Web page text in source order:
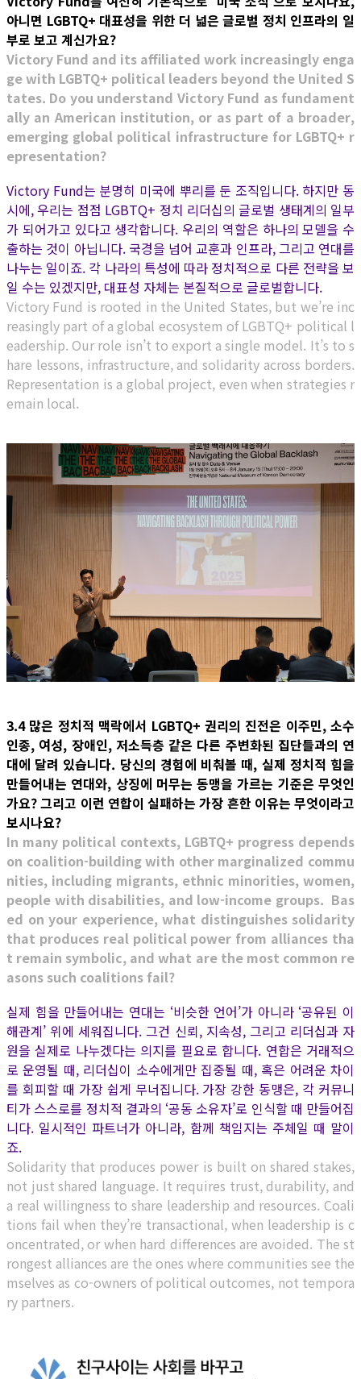
아니면 LGBTQ+ 대표성을 위한 더 넓은 글로벌 정치 인프라의 일
부로 보고 계신가요?
Victory Fund and its affiliated work increasingly enga
ge with LGBTQ+ political leaders beyond the United S
tates. Do you understand Victory Fund as fundament
ally an American institution, or as part of a broader,
emerging global political infrastructure for LGBTQ+ r
epresentation?
Victory Fund는 분명히 미국에 뿌리를 둔 조직입니다. 하지만 동
시에, 우리는 점점 LGBTQ+ 정치 리더십의 글로벌 생태계의 일부
가 되어가고 있다고 생각합니다. 우리의 역할은 하나의 모델을 수
출하는 것이 아닙니다. 국경을 넘어 교훈과 인프라, 그리고 연대를
나누는 일이죠. 각 나라의 특성에 따라 정치적으로 다른 전략을 보
일 수는 있겠지만, 대표성 자체는 본질적으로 글로벌합니다.
Victory Fund is rooted in the United States, but we’re inc
reasingly part of a global ecosystem of LGBTQ+ political l
eadership. Our role isn’t to export a single model. It’s to s
hare lessons, infrastructure, and solidarity across borders.
Representation is a global project, even when strategies r
emain local.
3.4 많은 정치적 맥락에서 LGBTQ+ 권리의 진전은 이주민, 소수
인종, 여성, 장애인, 저소득층 같은 다른 주변화된 집단들과의 연
대에 달려 있습니다. 당신의 경험에 비춰볼 때, 실제 정치적 힘을
만들어내는 연대와, 상징에 머무는 동맹을 가르는 기준은 무엇인
가요? 그리고 이런 연합이 실패하는 가장 흔한 이유는 무엇이라고
보시나요?
In many political contexts, LGBTQ+ progress depends
on coalition-building with other marginalized commu
nities, including migrants, ethnic minorities, women,
people with disabilities, and low-income groups. Bas
ed on your experience, what distinguishes solidarity
that produces real political power from alliances tha
t remain symbolic, and what are the most common re
asons such coalitions fail?
실제 힘을 만들어내는 연대는 ‘비슷한 언어’가 아니라 ‘공유된 이
해관계’ 위에 세워집니다. 그건 신뢰, 지속성, 그리고 리더십과 자
원을 실제로 나누겠다는 의지를 필요로 합니다. 연합은 거래적으
로 운영될 때, 리더십이 소수에게만 집중될 때, 혹은 어려운 차이
를 회피할 때 가장 쉽게 무너집니다. 가장 강한 동맹은, 각 커뮤니
티가 스스로를 정치적 결과의 ‘공동 소유자’로 인식할 때 만들어집
니다. 일시적인 파트너가 아니라, 함께 책임지는 주체일 때 말이
죠.
Solidarity that produces power is built on shared stakes,
not just shared language. It requires trust, durability, and
a real willingness to share leadership and resources. Coali
tions fail when they’re transactional, when leadership is c
oncentrated, or when hard differences are avoided. The st
rongest alliances are the ones where communities see the
mselves as co-owners of political outcomes, not tempora
ry partners.